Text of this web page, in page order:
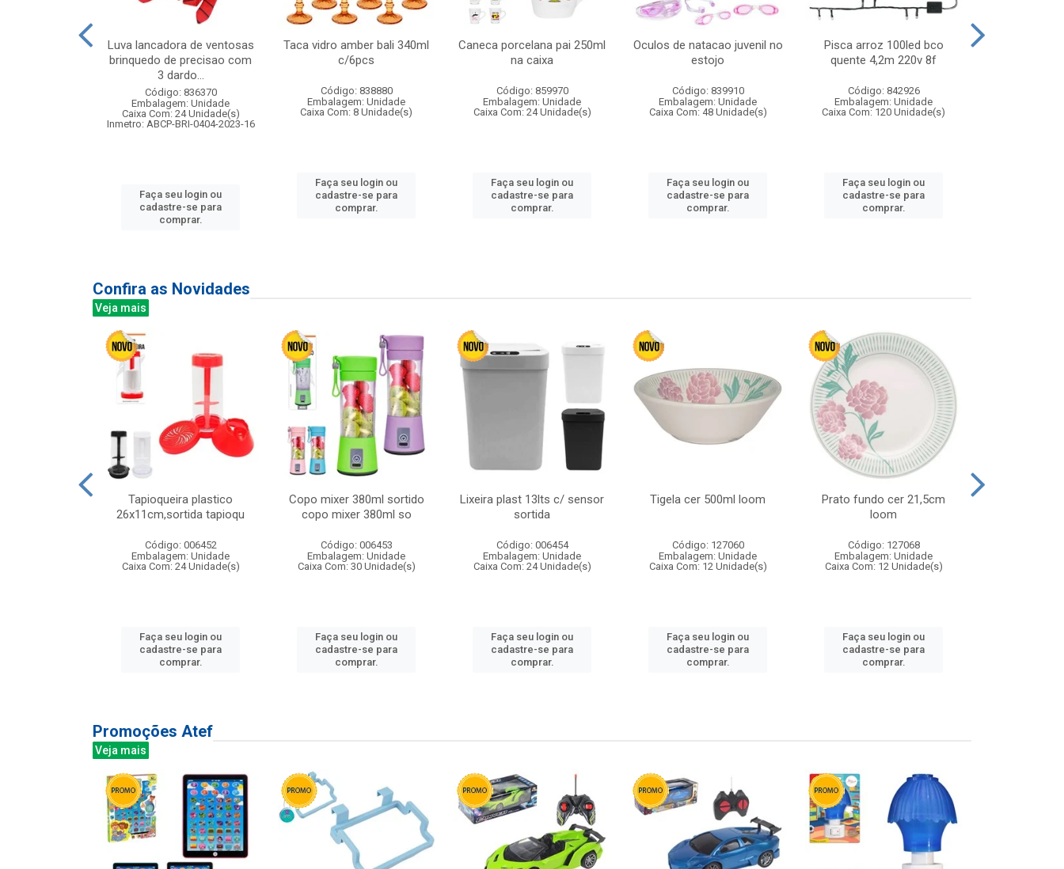
Luva lancadora de ventosas
brinquedo de precisao com
3 dardo...
Código: 836370
Embalagem: Unidade
Caixa Com: 24 Unidade(s)
Inmetro: ABCP-BRI-0404-2023-16
Faça seu login ou
cadastre-se para
comprar.
Taca vidro amber bali 340ml
c/6pcs
Código: 838880
Embalagem: Unidade
Caixa Com: 8 Unidade(s)
Faça seu login ou
cadastre-se para
comprar.
Caneca porcelana pai 250ml
na caixa
Código: 859970
Embalagem: Unidade
Caixa Com: 24 Unidade(s)
Faça seu login ou
cadastre-se para
comprar.
Oculos de natacao juvenil no
estojo
Código: 839910
Embalagem: Unidade
Caixa Com: 48 Unidade(s)
Faça seu login ou
cadastre-se para
comprar.
Pisca arroz 100led bco
quente 4,2m 220v 8f
Código: 842926
Embalagem: Unidade
Caixa Com: 120 Unidade(s)
Faça seu login ou
cadastre-se para
comprar.
Confira as Novidades
Veja mais
Tapioqueira plastico
26x11cm,sortida tapioqu
Código: 006452
Embalagem: Unidade
Caixa Com: 24 Unidade(s)
Faça seu login ou
cadastre-se para
comprar.
Copo mixer 380ml sortido
copo mixer 380ml so
Código: 006453
Embalagem: Unidade
Caixa Com: 30 Unidade(s)
Faça seu login ou
cadastre-se para
comprar.
Lixeira plast 13lts c/ sensor
sortida
Código: 006454
Embalagem: Unidade
Caixa Com: 24 Unidade(s)
Faça seu login ou
cadastre-se para
comprar.
Tigela cer 500ml loom
Código: 127060
Embalagem: Unidade
Caixa Com: 12 Unidade(s)
Faça seu login ou
cadastre-se para
comprar.
Prato fundo cer 21,5cm
loom
Código: 127068
Embalagem: Unidade
Caixa Com: 12 Unidade(s)
Faça seu login ou
cadastre-se para
comprar.
Promoções Atef
Veja mais